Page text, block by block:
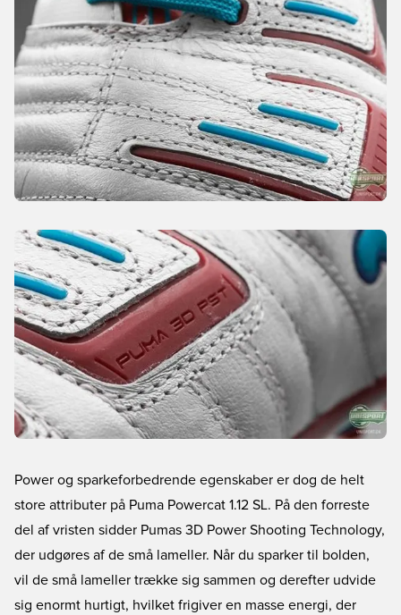
Power og sparkeforbedrende egenskaber er dog de helt
store attributer på Puma Powercat 1.12 SL. På den forreste
del af vristen sidder Pumas 3D Power Shooting Technology,
der udgøres af de små lameller. Når du sparker til bolden,
vil de små lameller trække sig sammen og derefter udvide
sig enormt hurtigt, hvilket frigiver en masse energi, der